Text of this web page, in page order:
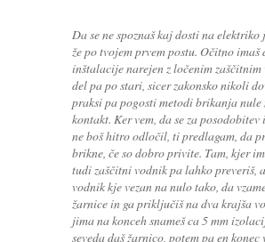
Da se ne spoznaš kaj dosti na
že po tvojem prvem postu. Očitno imaš
inštalacije narejen z ločenim
del pa po stari, sicer zakonsko nikoli
praksi pa pogosti metodi brikanja nule
kontakt. Ker vem, da se za
ne boš hitro odločil, ti predlagam, da
brikne, če so dobro privite. Tam, kjer
tudi zaščitni vodnik pa lahko preveriš,
vodnik kje vezan na nulo tako, da
žarnice in ga priključiš na dva krajša
jima na konceh snameš ca 5 mm
seveda daš žarnico, potem pa en